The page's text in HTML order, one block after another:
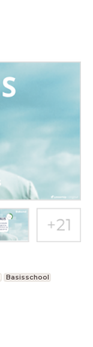
Basisschool